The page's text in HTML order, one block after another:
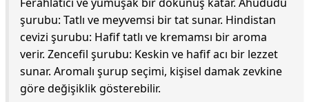
şurubu: Tatlı ve meyvemsi bir tat sunar. Hindistan
cevizi şurubu: Hafif tatlı ve kremamsı bir aroma
verir. Zencefil şurubu: Keskin ve hafif acı bir lezzet
sunar. Aromalı şurup seçimi, kişisel damak zevkine
göre değişiklik gösterebilir.